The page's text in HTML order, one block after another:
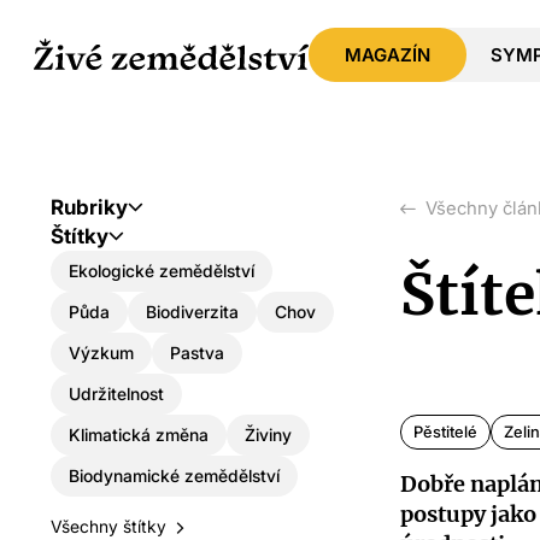
MAGAZÍN
Rubriky
Štítky
Ekologické zemědělství
Půda Biodiverzita Chov
Výzkum Pastva
Udržitelnost
Klimatická změna Živiny
Biodynamické zemědělství
Všechny štítky
Všechny
Pěstitelé
Dobře
postupy